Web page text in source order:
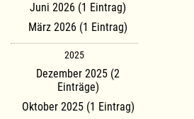
Juni 2026 (1 Eintrag)
März 2026 (1 Eintrag)
2025
Dezember 2025 (2
Einträge)
Oktober 2025 (1 Eintrag)